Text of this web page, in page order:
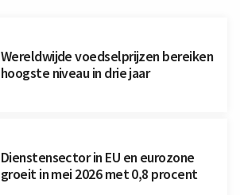
Wereldwijde voedselprijzen bereiken
hoogste niveau in drie jaar
Dienstensector in EU en eurozone
groeit in mei 2026 met 0,8 procent